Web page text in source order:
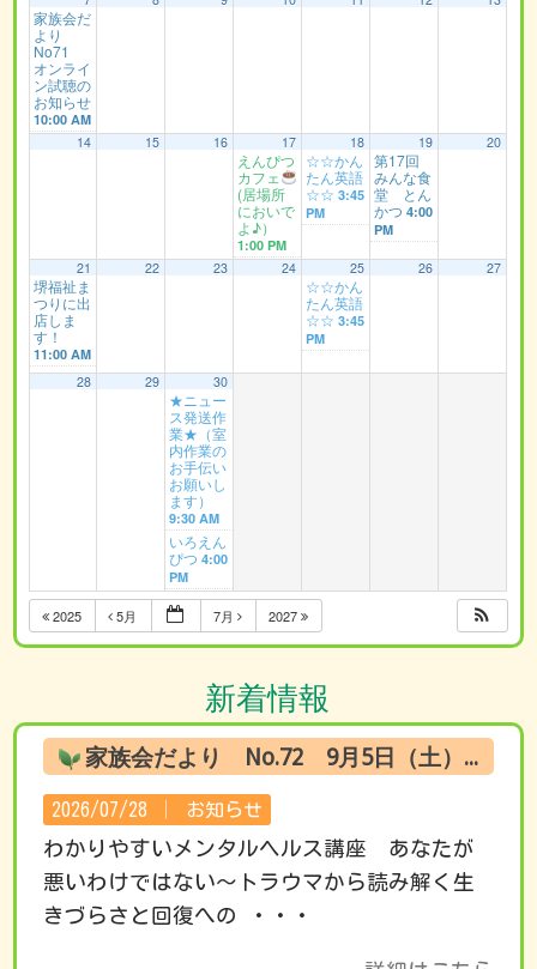
家族会だ
より
No71
オンライ
ン試聴の
お知らせ
10:00 AM
14 15 16 17
えんぴつ
カフェ
(居場所
においで
よ♪）
1:00 PM
18
☆☆かん
たん英語
☆☆3:45
PM
19
第17回
みんな食
堂 とん
かつ4:00
PM
20
21
堺福祉ま
つりに出
店しま
す！
11:00 AM
22 23 24 25
☆☆かん
たん英語
☆☆3:45
PM
26 27
28 29 30
★ニュー
ス発送作
業★（室
内作業の
お手伝い
お願いし
ます）
9:30 AM
いろえん
ぴつ4:00
PM
2025 5月 7月 2027
新着情報
家族会だより No.72 9月5日（土） オンライン試聴のお知らせ
2026/07/28 │ お知らせ
わかりやすいメンタルヘルス講座 あなたが
悪いわけではない～トラウマから読み解く生
きづらさと回復への ・・・